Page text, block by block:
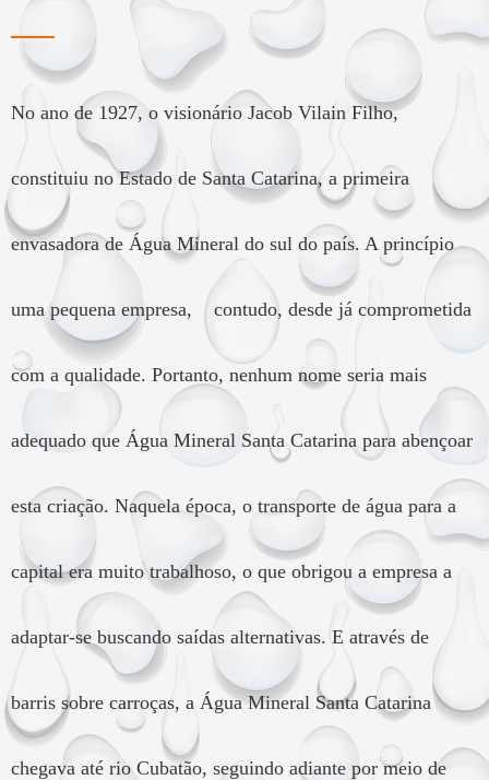
No ano de 1927, o visionário Jacob Vilain Filho,
constituiu no Estado de Santa Catarina, a primeira
envasadora de Água Mineral do sul do país. A princípio
uma pequena empresa, contudo, desde já comprometida
com a qualidade. Portanto, nenhum nome seria mais
adequado que Água Mineral Santa Catarina para abençoar
esta criação. Naquela época, o transporte de água para a
capital era muito trabalhoso, o que obrigou a empresa a
adaptar-se buscando saídas alternativas. E através de
barris sobre carroças, a Água Mineral Santa Catarina
chegava até rio Cubatão, seguindo adiante por meio de